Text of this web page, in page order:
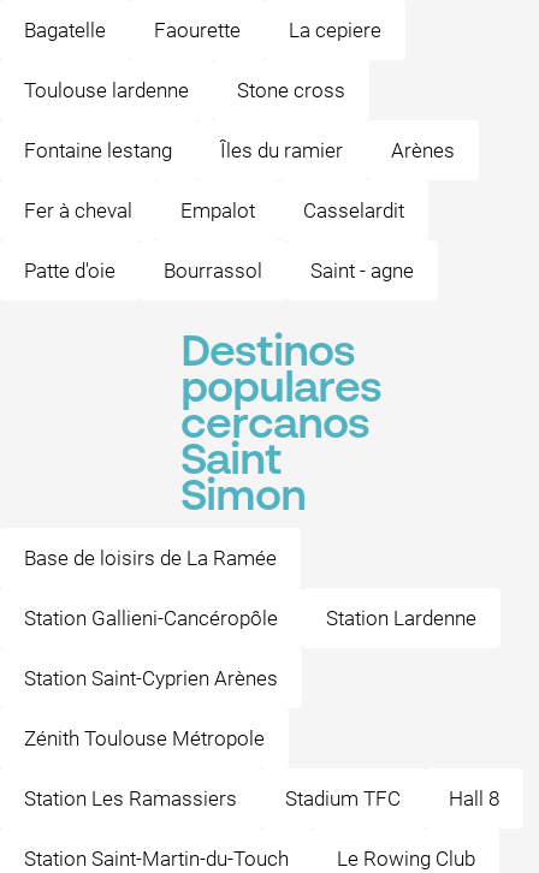
Bagatelle Faourette La cepiere
Toulouse lardenne Stone cross
Fontaine lestang Îles du ramier Arènes
Fer à cheval Empalot Casselardit
Patte d'oie Bourrassol Saint - agne
Destinos
populares
cercanos
Saint
Simon
Base de loisirs de La Ramée
Station Gallieni-Cancéropôle Station Lardenne
Station Saint-Cyprien Arènes
Zénith Toulouse Métropole
Station Les Ramassiers Stadium TFC Hall 8
Station Saint-Martin-du-Touch Le Rowing Club